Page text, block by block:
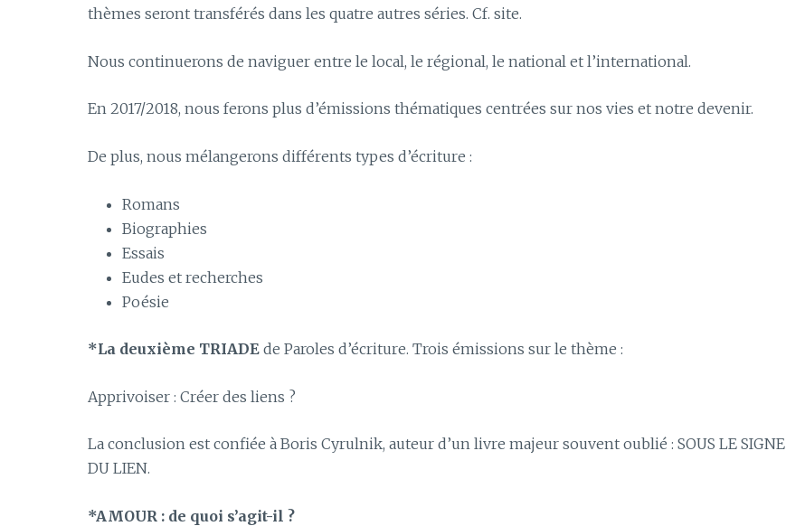
thèmes seront transférés dans les quatre autres séries. Cf. site.
Nous continuerons de naviguer entre le local, le régional, le national et l’international.
En 2017/2018, nous ferons plus d’émissions thématiques centrées sur nos vies et notre devenir.
De plus, nous mélangerons différents types d’écriture :
Romans
Biographies
Essais
Eudes et recherches
Poésie
*La deuxième TRIADE de Paroles d’écriture. Trois émissions sur le thème :
Apprivoiser : Créer des liens ?
La conclusion est confiée à Boris Cyrulnik, auteur d’un livre majeur souvent oublié : SOUS LE SIGNE
DU LIEN.
*AMOUR : de quoi s’agit-il ?